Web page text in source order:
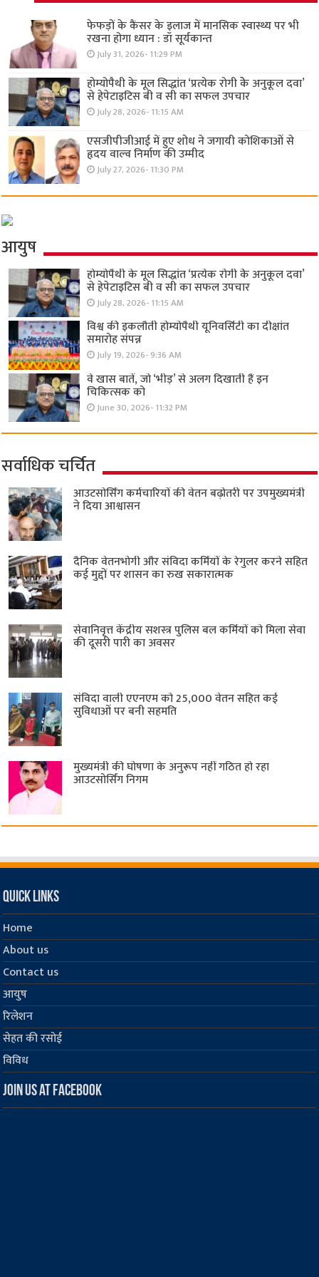
फेफड़ों के कैंसर के इलाज में मानसिक स्वास्थ्य पर भी
रखना होगा ध्यान : डॉ सूर्यकान्त
July 31, 2026- 11:29 PM
होम्योपैथी के मूल सिद्धांत ‘प्रत्येक रोगी केे अनुकूल दवा’
से हेपेटाइटिस बी व सी का सफल उपचार
July 28, 2026- 11:15 AM
एसजीपीजीआई में हुए शोध ने जगायी कोशिकाओं से
हृदय वाल्व निर्माण की उम्मीद
July 27, 2026- 11:30 PM
आयुष
होम्योपैथी के मूल सिद्धांत ‘प्रत्येक रोगी केे अनुकूल दवा’
से हेपेटाइटिस बी व सी का सफल उपचार
July 28, 2026- 11:15 AM
विश्व की इकलौती होम्योपैथी यूनिवर्सिटी का दीक्षांत
समारोह संपन्न
July 19, 2026- 9:36 AM
वे खास बातें, जो ‘भीड़’ से अलग दिखाती हैं इन
चिकित्सक को
June 30, 2026- 11:32 PM
सर्वाधिक चर्चित
आउटसोर्सिंग कर्मचारियों की वेतन बढ़ोतरी पर उपमुख्यमंत्री
ने दिया आश्वासन
दैनिक वेतनभोगी और संविदा कर्मियों के रेगुलर करने सहित
कई मुद्दों पर शासन का रुख सकारात्मक
सेवानिवृत्त केंद्रीय सशस्त्र पुलिस बल ​कर्मियों को मिला सेवा
की दूसरी पारी का अवसर
संविदा वाली एएनएम को 25,000 वेतन सहित कई
सुविधाओं पर बनी सहमति
मुख्यमंत्री की घोषणा के अनुरूप नहीं गठित हो रहा
आउटसोर्सिंग निगम
Quick Links
Home
About us
Contact us
आयुष
रिलेशन
सेहत की रसोई
विविध
Join us at Facebook